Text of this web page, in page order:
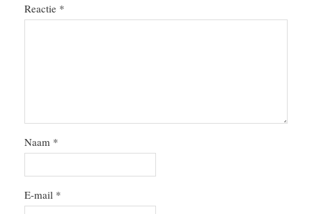
Reactie *
Naam *
E-mail *